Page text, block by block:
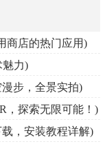
商店的热门应用)
魅力)
步，全景实拍)
，探索无限可能！)
，安装教程详解)